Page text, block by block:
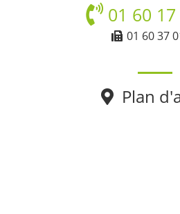
01 60
01 60 37
Plan